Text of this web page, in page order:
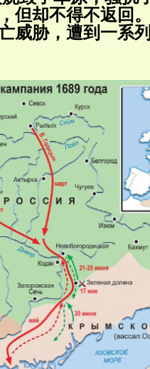
但却不得不返回
威胁，遭到一系